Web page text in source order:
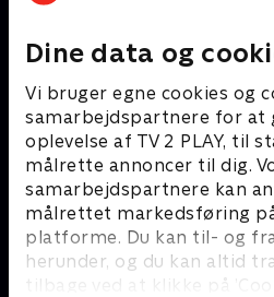
Dine data og
Vi bruger egne cookies og
samarbejdspartnere for at
oplevelse af TV 2 PLAY, til
målrette annoncer til dig.
samarbejdspartnere kan
målrettet markedsføring
platforme. Du kan til- og
herunder, og du kan altid
tilbage ved at klikke på
24 stjerners julikalender
TV-Shows • 1 sæsoner